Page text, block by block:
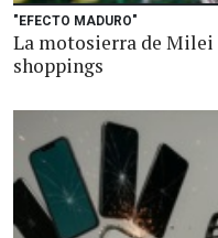
"EFECTO MADURO"
La motosierra de Milei
shoppings